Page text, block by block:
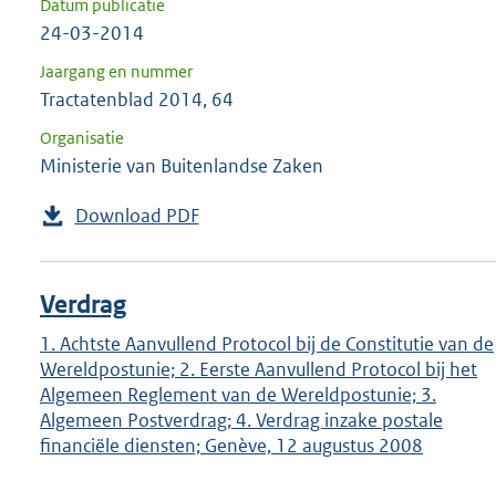
Datum publicatie
24-03-2014
Jaargang en nummer
Tractatenblad 2014, 64
Organisatie
Ministerie van Buitenlandse Zaken
Download PDF
Verdrag
1. Achtste Aanvullend Protocol bij de Constitutie van de
Wereldpostunie; 2. Eerste Aanvullend Protocol bij het
Algemeen Reglement van de Wereldpostunie; 3.
Algemeen Postverdrag; 4. Verdrag inzake postale
financiële diensten; Genève, 12 augustus 2008